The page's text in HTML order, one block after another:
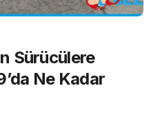
Sürücülere
Ne Kadar